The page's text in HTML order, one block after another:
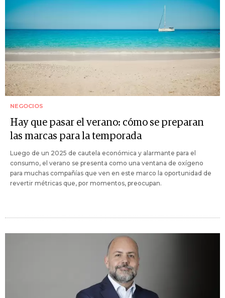
NEGOCIOS
Hay que pasar el verano: cómo se preparan
las marcas para la temporada
Luego de un 2025 de cautela económica y alarmante para el
consumo, el verano se presenta como una ventana de oxígeno
para muchas compañías que ven en este marco la oportunidad de
revertir métricas que, por momentos, preocupan.